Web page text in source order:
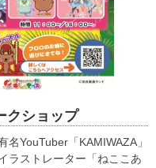
クショップ
YouTuber「KAMIWAZA」
ラストレーター「ねここあ